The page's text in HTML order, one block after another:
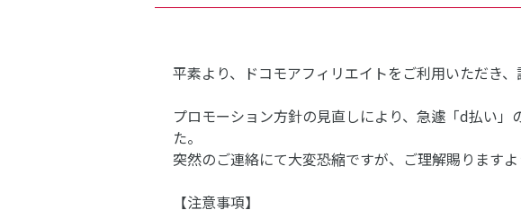
平素より、ドコモアフィリエイトをご利用いただき、
プロモーション方針の見直しにより、急遽「d払い
た。
突然のご連絡にて大変恐縮ですが、ご理解賜ります
【注意事項】